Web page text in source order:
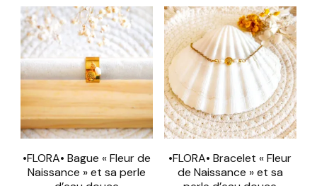
•FLORA• Bague « Fleur de
Naissance » et sa perle
•FLORA• Bracelet « Fleur
de Naissance » et sa